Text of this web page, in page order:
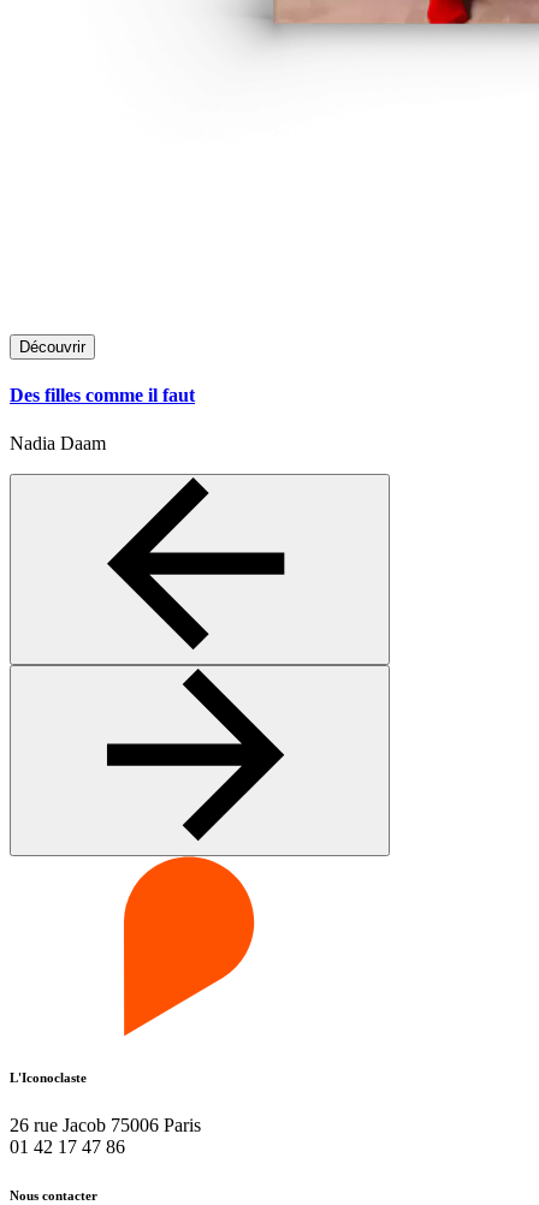
Découvrir
Des filles comme il faut
Nadia Daam
L'Iconoclaste
26 rue Jacob 75006 Paris
01 42 17 47 86
Nous contacter